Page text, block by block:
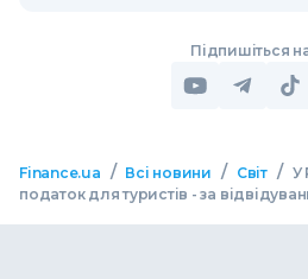
Підпишіться
Finance.ua / Всі новини / Світ / У
податок для туристів - за